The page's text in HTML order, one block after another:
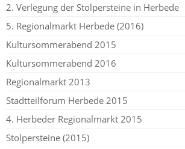
2. Verlegung der Stolpersteine in Herbede
5. Regionalmarkt Herbede (2016)
Kultursommerabend 2015
Kultursommerabend 2016
Regionalmarkt 2013
Stadtteilforum Herbede 2015
4. Herbeder Regionalmarkt 2015
Stolpersteine (2015)